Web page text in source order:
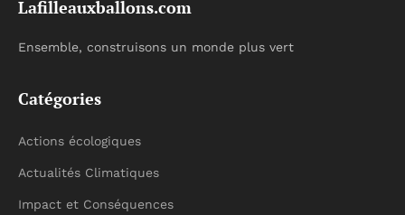
Lafilleauxballons.com
Ensemble, construisons un monde plus vert
Catégories
Actions écologiques
Actualités Climatiques
Impact et Conséquences